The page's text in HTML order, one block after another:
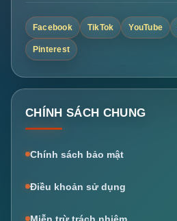
Facebook TikTok YouTube
Pinterest
CHÍNH SÁCH CHUNG
Chính sách bảo mật
Điều khoản sử dụng
Miễn trừ trách nhiệm